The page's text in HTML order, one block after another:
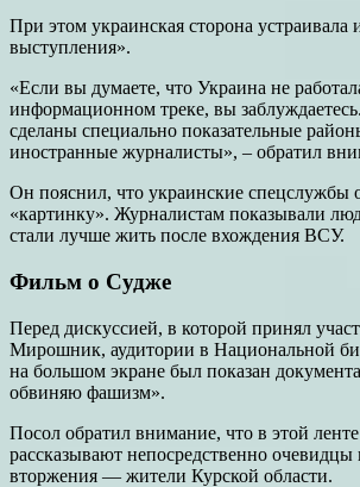
При этом украинская сторона устраивала
выступления».
«Если вы думаете, что Украина не
информационном треке, вы
сделаны специально показательные
иностранные журналисты», – обратил
Он пояснил, что украинские спецслужбы
«картинку». Журналистам показывали
стали лучше жить после вхождения ВСУ.
Фильм о Судже
Перед дискуссией, в которой принял
Мирошник, аудитории в Национальной
на большом экране был показан
обвиняю фашизм».
Посол обратил внимание, что в этой
рассказывают непосредственно
вторжения — жители Курской области.